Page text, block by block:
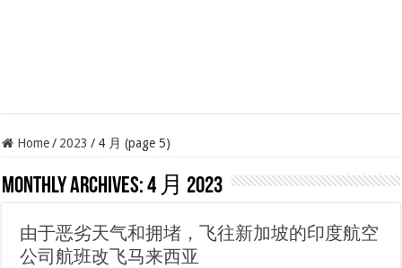
Home / 2023 / 4 月 (page 5)
Monthly Archives:4 月 2023
由于恶劣天气和拥堵，飞往新加坡的印度航空
公司航班改飞马来西亚